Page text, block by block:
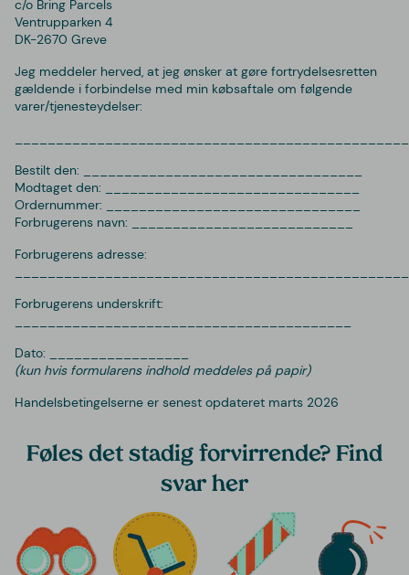
c/o Bring Parcels
Ventrupparken 4
DK-2670 Greve
Jeg meddeler herved, at jeg ønsker at gøre fortrydelsesretten
gældende i forbindelse med min købsaftale om følgende
varer/tjenesteydelser:
Bestilt den: __________________________________
Modtaget den: _______________________________
Ordernummer: _______________________________
Forbrugerens navn: ___________________________
Forbrugerens adresse:
Forbrugerens underskrift:
Dato: _________________
(kun hvis formularens indhold meddeles på papir)
Handelsbetingelserne er senest opdateret marts 2026
Føles det stadig forvirrende? Find
svar her